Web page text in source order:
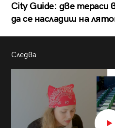
City Guide: две
да се насладиш на
Следва